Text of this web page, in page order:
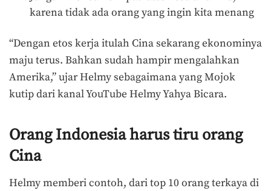
karena tidak ada orang yang ingin kita menang
“Dengan etos kerja itulah Cina sekarang ekonominya
maju terus. Bahkan sudah hampir mengalahkan
Amerika,” ujar Helmy sebagaimana yang Mojok
kutip dari kanal YouTube Helmy Yahya Bicara.
Orang Indonesia harus tiru orang
Cina
Helmy memberi contoh, dari top 10 orang terkaya di